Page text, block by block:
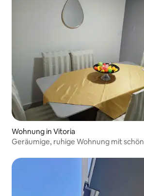
Wohnung in Vitoria
Geräumige, ruhige Wohnung mit